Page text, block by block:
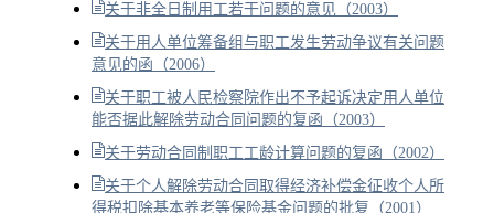
关于非全日制用工若干问题的意见（2003）
关于用人单位筹备组与职工发生劳动争议有关问题
意见的函（2006）
关于职工被人民检察院作出不予起诉决定用人单位
能否据此解除劳动合同问题的复函（2003）
关于劳动合同制职工工龄计算问题的复函（2002）
关于个人解除劳动合同取得经济补偿金征收个人所
得税扣除基本养老等保险基金问题的批复（2001）